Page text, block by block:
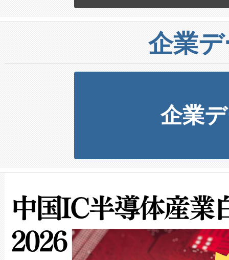
企業
企業